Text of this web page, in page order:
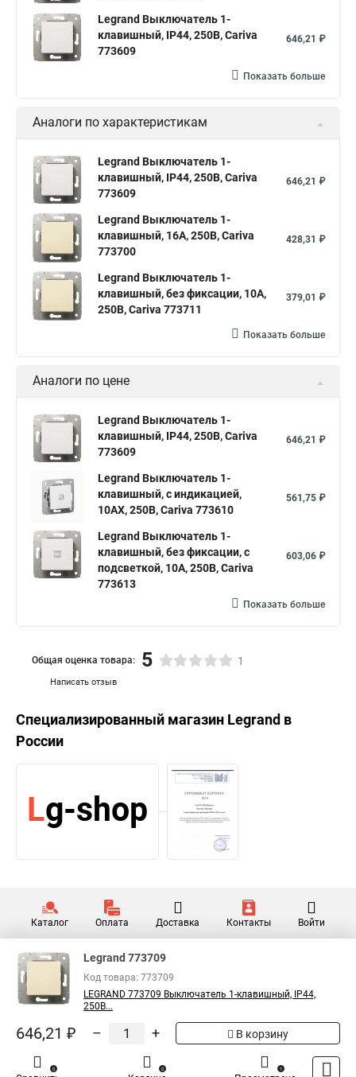
Legrand Выключатель 1-
клавишный, IP44, 250В, Cariva
773609
646,21 ₽
Показать больше
Аналоги по характеристикам
Legrand Выключатель 1-
клавишный, IP44, 250В, Cariva
773609
646,21 ₽
Legrand Выключатель 1-
клавишный, 16А, 250В, Cariva
773700
428,31 ₽
Legrand Выключатель 1-
клавишный, без фиксации, 10А,
250В, Cariva 773711
379,01 ₽
Показать больше
Аналоги по цене
Legrand Выключатель 1-
клавишный, IP44, 250В, Cariva
773609
646,21 ₽
Legrand Выключатель 1-
клавишный, с индикацией,
10АХ, 250В, Cariva 773610
561,75 ₽
Legrand Выключатель 1-
клавишный, без фиксации, с
подсветкой, 10А, 250В, Cariva
773613
603,06 ₽
Показать больше
Написать отзыв
Общая оценка товара: 5 1
Специализированный магазин Legrand в
России
Каталог Оплата Доставка Контакты Войти
Legrand 773709
Код товара: 773709
LEGRAND 773709 Выключатель 1-клавишный, IP44,
250В...
646,21 ₽ – + В корзину
0 0 1